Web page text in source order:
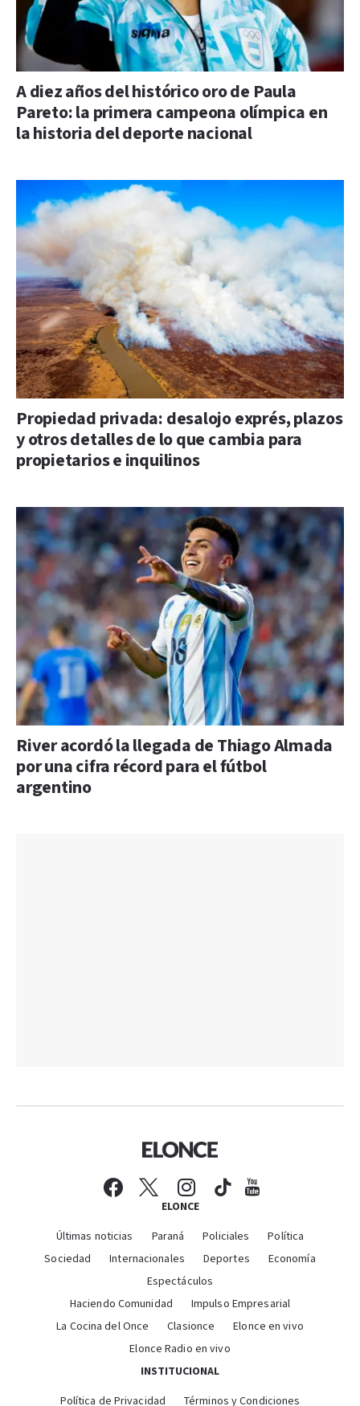
A diez años del histórico oro de Paula
Pareto: la primera campeona olímpica en
la historia del deporte nacional
Propiedad privada: desalojo exprés, plazos
y otros detalles de lo que cambia para
propietarios e inquilinos
River acordó la llegada de Thiago Almada
por una cifra récord para el fútbol
argentino
ELONCE
Últimas noticias Paraná Policiales
Política
Sociedad
Internacionales Deportes
Economía
Espectáculos
Haciendo Comunidad
Impulso Empresarial
La Cocina del Once
Clasionce
Elonce en vivo
Elonce Radio en vivo
INSTITUCIONAL
Política de Privacidad Términos y Condiciones